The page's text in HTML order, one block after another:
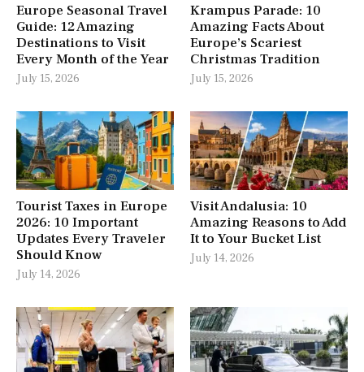
Europe Seasonal Travel
Guide: 12 Amazing
Destinations to Visit
Every Month of the Year
July 15, 2026
Krampus Parade: 10
Amazing Facts About
Europe’s Scariest
Christmas Tradition
July 15, 2026
Tourist Taxes in Europe
2026: 10 Important
Updates Every Traveler
Should Know
July 14, 2026
Visit Andalusia: 10
Amazing Reasons to Add
It to Your Bucket List
July 14, 2026